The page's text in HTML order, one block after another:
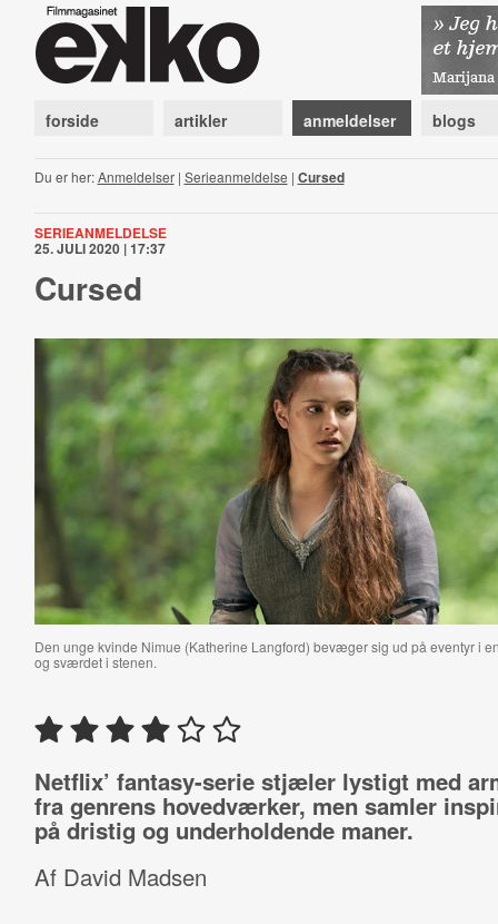
forside artikler anmeldelser blogs
Du er her:Anmeldelser| Serieanmeldelse | Cursed
SERIEANMELDELSE
25. JULI 2020 | 17:37
Cursed
Den unge kvinde Nimue (Katherine Langford) bevæger sig ud på eventyr i
og sværdet i stenen.
Netflix’ fantasy-serie stjæler lystigt med
fra genrens hovedværker, men samler
på dristig og underholdende maner.
Af David Madsen